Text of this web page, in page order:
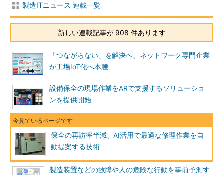
製造ITニュース 連載一覧
新しい連載記事が 908 件あります
「つながらない」を解決へ、ネットワーク専門企業
が工場IoT化へ本腰
設備保全の現場作業をARで支援するソリューショ
ンを提供開始
保全の再訪率半減、AI活用で最適な修理作業を自
動提案する技術
製造装置などの故障や人の危険な行動を事前予測す